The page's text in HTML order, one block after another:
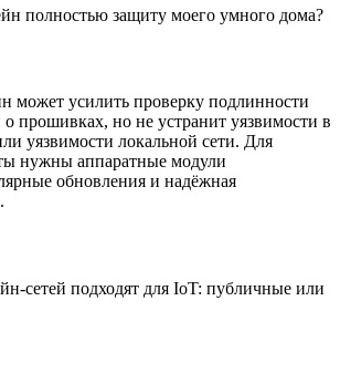
полностью защиту моего умного дома?
может усилить проверку подлинности
о прошивках, но не устранит уязвимости в
уязвимости локальной сети. Для
нужны аппаратные модули
обновления и надёжная
сетей подходят для IoT: публичные или